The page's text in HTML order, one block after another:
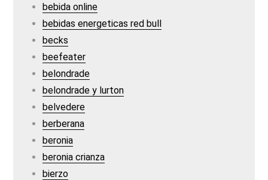
bebida online
bebidas energeticas red bull
becks
beefeater
belondrade
belondrade y lurton
belvedere
berberana
beronia
beronia crianza
bierzo